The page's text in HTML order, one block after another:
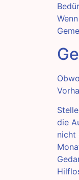
die
nicht